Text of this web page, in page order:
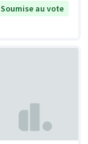
Soumise au vote